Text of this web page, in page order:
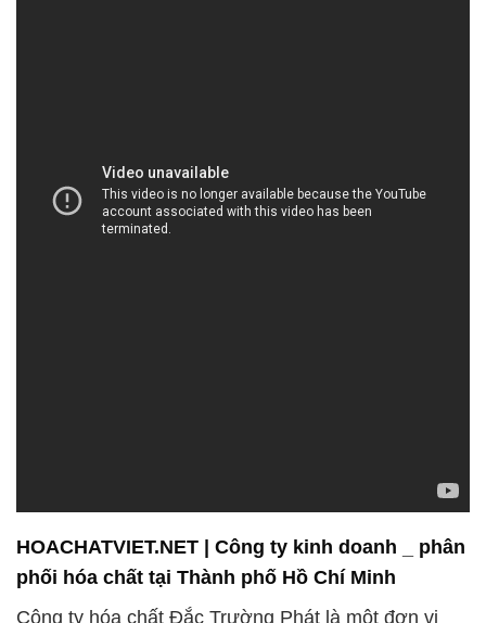
HOACHATVIET.NET | Công ty kinh doanh _ phân
phối hóa chất tại Thành phố Hồ Chí Minh
Công ty hóa chất Đắc Trường Phát là một đơn vị